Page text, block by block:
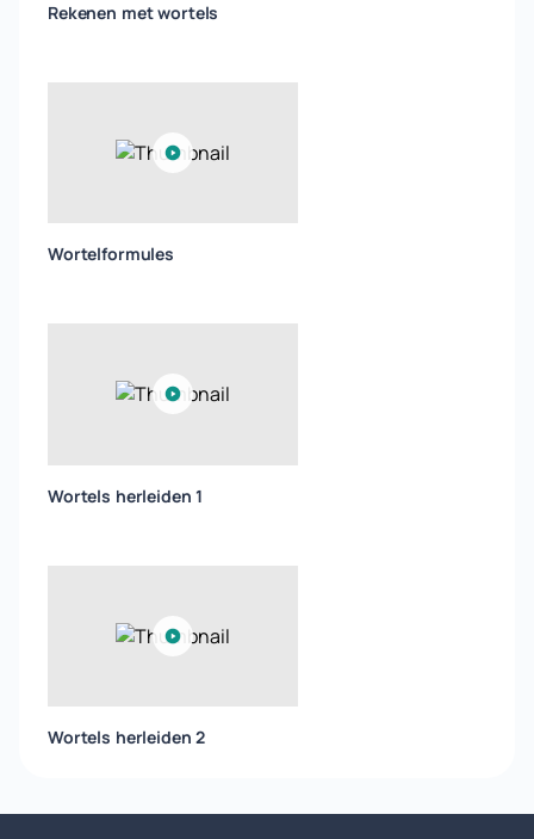
Rekenen met wortels
Wortelformules
Wortels herleiden 1
Wortels herleiden 2